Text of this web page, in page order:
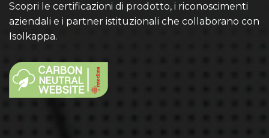
Scopri le certificazioni di prodotto, i riconoscimenti
aziendali e i partner istituzionali che collaborano con
Isolkappa.